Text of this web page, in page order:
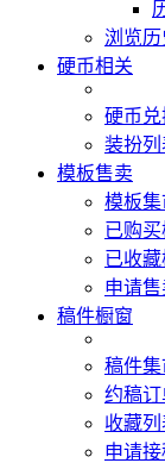
浏览历
硬币相关
硬币兑
装扮列
模板售卖
模板集
已购买
已收藏
申请
稿件橱窗
稿件集
约稿
收藏列
申请